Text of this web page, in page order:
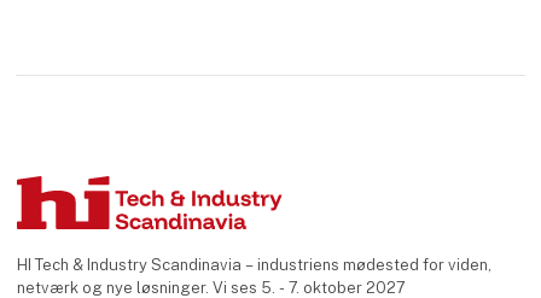
HI Tech & Industry Scandinavia – industriens mødested for viden,
netværk og nye løsninger. Vi ses 5. - 7. oktober 2027